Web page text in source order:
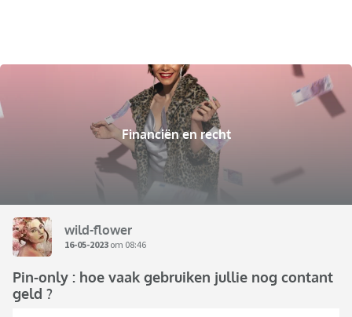
Financiën en recht
wild-flower
16-05-2023 om 08:46
Pin-only : hoe vaak gebruiken jullie nog contant
geld ?